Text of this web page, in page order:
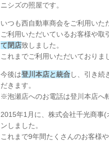
ニシズの照屋です。
いつも西自動車商会をご利用いた
ご利用いただいているお客様や取
て閉店致しました。
これまでご利用いただいておりま
今後は登川本店と統合し、引き続
だきます。
※泡瀬店へのお電話は登川本店へ
2015年1月に、株式会社千光商事
ンしました。
これまで9年間たくさんのお客様